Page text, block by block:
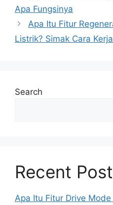
Apa Fungsinya
Apa Itu Fitur
Listrik? Simak Cara
Search
Recent
Apa Itu Fitur Drive